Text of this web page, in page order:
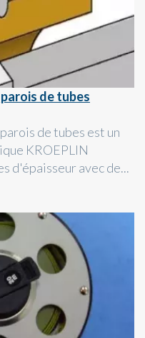
de tubes
de tubes est un
KROEPLIN
d'épaisseur avec de...